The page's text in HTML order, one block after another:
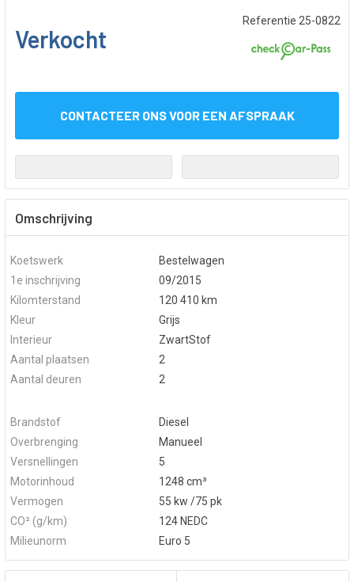
Referentie 25-0822
Verkocht
CONTACTEER ONS VOOR EEN AFSPRAAK
Omschrijving
Koetswerk
Bestelwagen
1e inschrijving
09/2015
Kilomterstand
120 410 km
Kleur
Grijs
Interieur
ZwartStof
Aantal plaatsen
2
Aantal deuren
2
Brandstof
Diesel
Overbrenging
Manueel
Versnellingen
5
Motorinhoud
1248 cm³
Vermogen
55 kw /75 pk
CO² (g/km)
124 NEDC
Milieunorm
Euro 5